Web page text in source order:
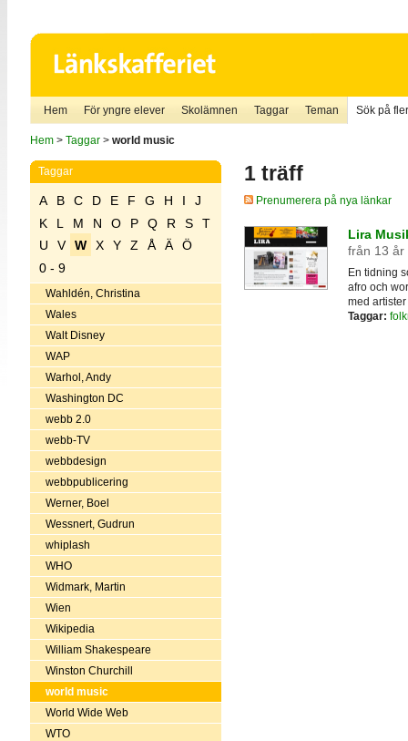
Hem För yngre elever Skolämnen Taggar Teman Sök på
Hem> Taggar> world music
Taggar
A B C D E F G H I
J
K
L M N O P Q R S
T
U
V W X Y Z Å Ä
Ö
0 - 9
Wahldén, Christina
Wales
Walt Disney
WAP
Warhol, Andy
Washington DC
webb 2.0
webb-TV
webbdesign
webbpublicering
Werner, Boel
Wessnert, Gudrun
whiplash
WHO
Widmark, Martin
Wien
Wikipedia
William Shakespeare
Winston Churchill
world music
World Wide Web
WTO
1 träff
Prenumerera på nya länkar
Lira
från 13 år
En tidning
afro och
med
Taggar: